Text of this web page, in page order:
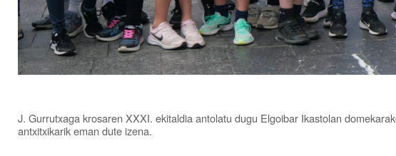
J. Gurrutxaga krosaren XXXI. ekitaldia antolatu dugu Elgoibar Ikastolan
antxitxikarik eman dute izena.